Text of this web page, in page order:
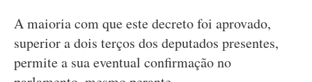
A maioria com que este decreto foi aprovado,
superior a dois terços dos deputados presentes,
permite a sua eventual confirmação no